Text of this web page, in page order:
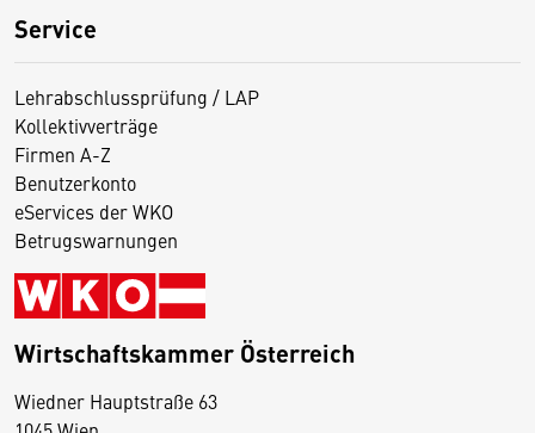
Service
Lehrabschlussprüfung / LAP
Kollektivverträge
Firmen A-Z
Benutzerkonto
eServices der WKO
Betrugswarnungen
Wirtschaftskammer Österreich
Wiedner Hauptstraße 63
D